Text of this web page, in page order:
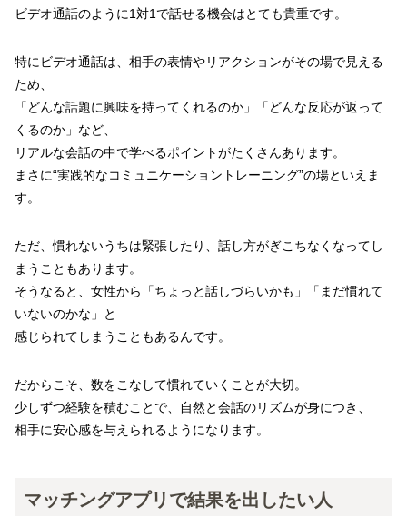
ビデオ通話のように1対1で話せる機会はとても貴重です。
特にビデオ通話は、相手の表情やリアクションがその場で見える
ため、
「どんな話題に興味を持ってくれるのか」「どんな反応が返って
くるのか」など、
リアルな会話の中で学べるポイントがたくさんあります。
まさに“実践的なコミュニケーショントレーニング”の場といえま
す。
ただ、慣れないうちは緊張したり、話し方がぎこちなくなってし
まうこともあります。
そうなると、女性から「ちょっと話しづらいかも」「まだ慣れて
いないのかな」と
感じられてしまうこともあるんです。
だからこそ、数をこなして慣れていくことが大切。
少しずつ経験を積むことで、自然と会話のリズムが身につき、
相手に安心感を与えられるようになります。
マッチングアプリで結果を出したい人